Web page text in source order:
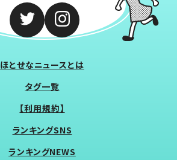
ほとせなニュースとは
タグ一覧
【利用規約】
ランキングSNS
ランキングNEWS